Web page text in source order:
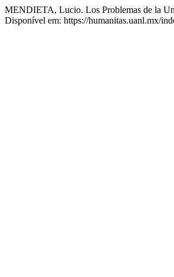
MENDIETA, Lucio. Los Problemas de la
Disponível em: https://humanitas.uanl.mx/